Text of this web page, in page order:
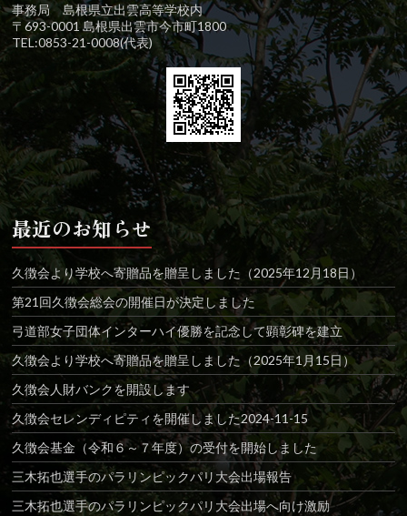
事務局 島根県立出雲高等学校内
〒693-0001 島根県出雲市今市町1800
TEL:0853-21-0008(代表)
最近のお知らせ
久徴会より学校へ寄贈品を贈呈しました（2025年12月18日）
第21回久徴会総会の開催日が決定しました
弓道部女子団体インターハイ優勝を記念して顕彰碑を建立
久徴会より学校へ寄贈品を贈呈しました（2025年1月15日）
久徴会人財バンクを開設します
久徴会セレンディピティを開催しました2024-11-15
久徴会基金（令和６～７年度）の受付を開始しました
三木拓也選手のパラリンピックパリ大会出場報告
三木拓也選手のパラリンピックパリ大会出場へ向け激励